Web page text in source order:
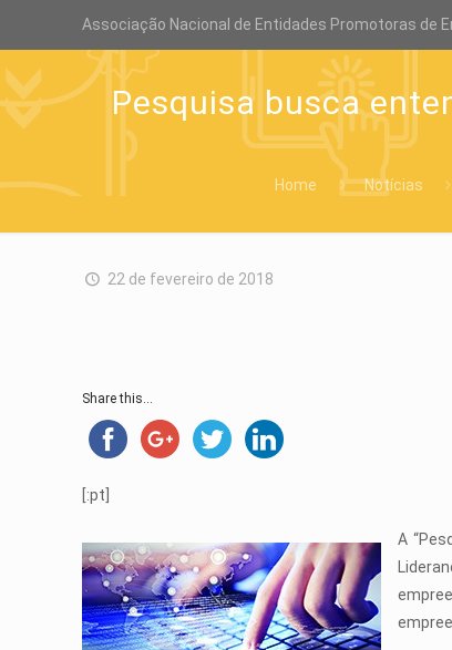
Associação Nacional de Entidades Promotoras de
Pesquisa busca
Home Notícias
22 de fevereiro de 2018
Share this...
[:pt]
A